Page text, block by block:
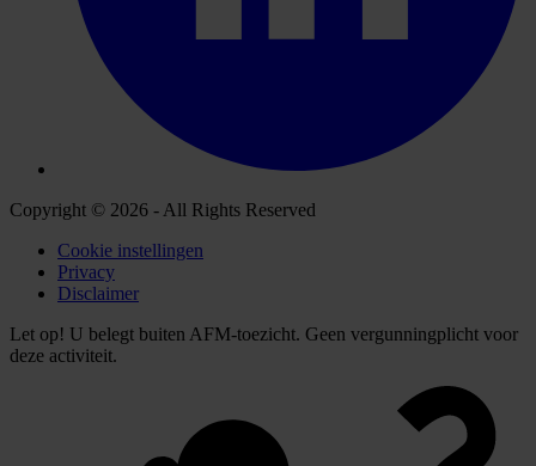
Copyright © 2026 - All Rights Reserved
Cookie instellingen
Privacy
Disclaimer
Let op! U belegt buiten AFM-toezicht. Geen vergunningplicht voor
deze activiteit.